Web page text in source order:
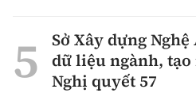
Sở Xây dựng
dữ liệu ngành,
Nghị quyết 57